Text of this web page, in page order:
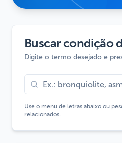
Buscar condição
Digite o termo desejado e
Use o menu de letras abaixo ou
relacionados.